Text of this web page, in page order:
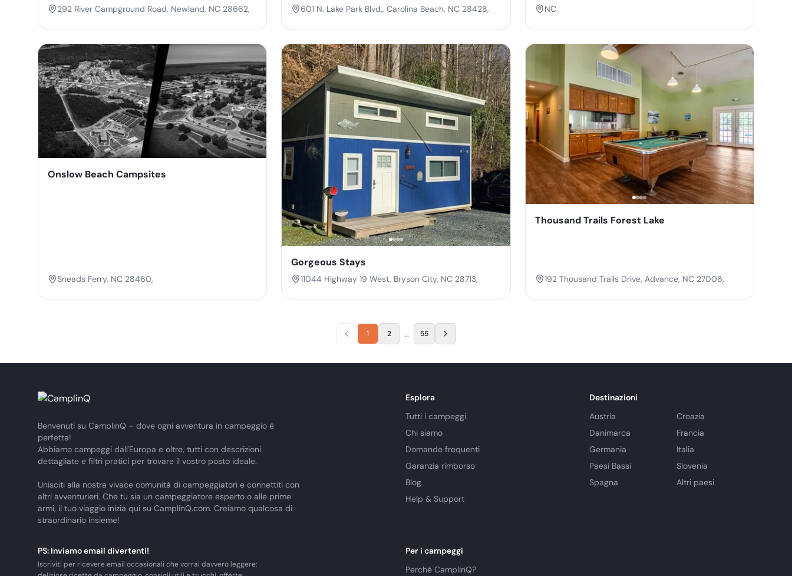
292 River Campground Road, Newland, NC 28662, 601 N. Lake Park Blvd., Carolina Beach, NC 28428, NC
Onslow Beach Campsites
Sneads Ferry, NC 28460,
Gorgeous Stays
11044 Highway 19 West, Bryson City, NC 28713,
Thousand Trails Forest Lake
192 Thousand Trails Drive, Advance, NC 27006,
1 2 … 55
Benvenuti su CamplinQ – dove ogni avventura in campeggio è
perfetta!
Abbiamo campeggi dall'Europa e oltre, tutti con descrizioni
dettagliate e filtri pratici per trovare il vostro posto ideale.
Unisciti alla nostra vivace comunità di campeggiatori e connettiti con
altri avventurieri. Che tu sia un campeggiatore esperto o alle prime
armi, il tuo viaggio inizia qui su CamplinQ.com. Creiamo qualcosa di
straordinario insieme!
Esplora
Tutti i campeggi
Chi siamo
Domande frequenti
Garanzia rimborso
Blog
Help & Support
Destinazioni
Austria
Croazia
Danimarca
Francia
Germania
Italia
Paesi Bassi
Slovenia
Spagna
Altri paesi
PS: Inviamo email divertenti!
Iscriviti per ricevere email occasionali che vorrai davvero leggere:
Per i campeggi
Perché CamplinQ?